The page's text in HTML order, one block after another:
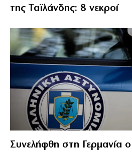
της Ταϊλάνδης: 8 νεκροί
Συνελήφθη στη Γερμανία ο